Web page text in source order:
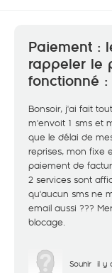
Paiement :
rappeler le
fonctionné :
Bonsoir, j'ai fait
m'envoit 1 sms et
que le délai de
reprises, mon fixe
paiement de
2 services sont
qu'aucun sms ne
email aussi ???
blocage.
Souhir il y